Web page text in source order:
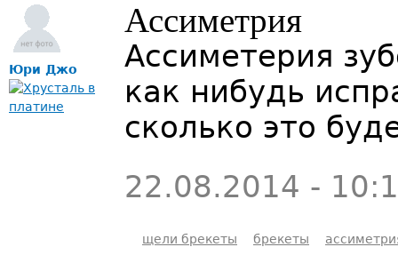
Юри Джо
Ассиметрия
Ассиметерия
как нибудь
сколько это
22.08.2014 -
щели брекеты брекеты